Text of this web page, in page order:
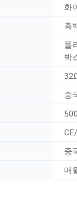
화
흑
폴
박
중
중
매